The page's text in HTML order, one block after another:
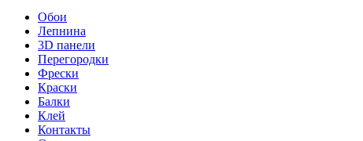
Обои
Лепнина
3D панели
Перегородки
Фрески
Краски
Балки
Клей
Контакты